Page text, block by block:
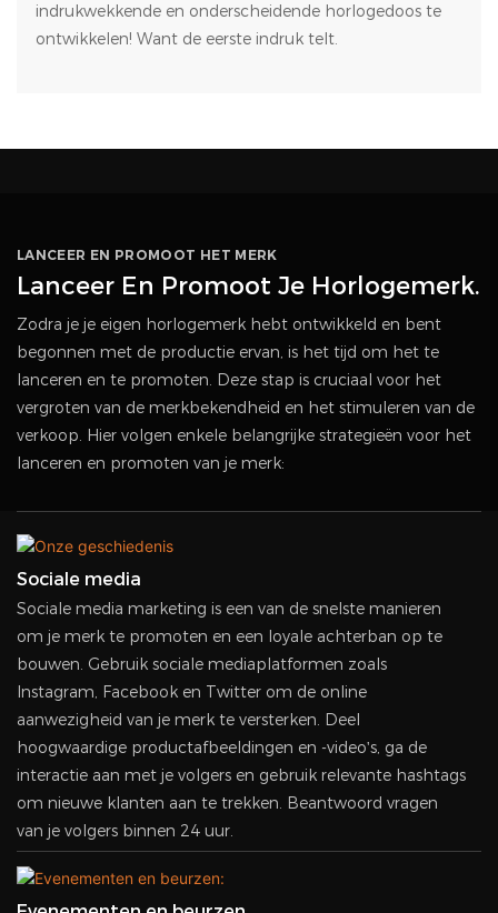
indrukwekkende en onderscheidende horlogedoos te
ontwikkelen! Want de eerste indruk telt.
LANCEER EN PROMOOT HET MERK
Lanceer En Promoot Je Horlogemerk.
Zodra je je eigen horlogemerk hebt ontwikkeld en bent
begonnen met de productie ervan, is het tijd om het te
lanceren en te promoten. Deze stap is cruciaal voor het
vergroten van de merkbekendheid en het stimuleren van de
verkoop. Hier volgen enkele belangrijke strategieën voor het
lanceren en promoten van je merk:
Sociale media
Sociale media marketing is een van de snelste manieren
om je merk te promoten en een loyale achterban op te
bouwen. Gebruik sociale mediaplatformen zoals
Instagram, Facebook en Twitter om de online
aanwezigheid van je merk te versterken. Deel
hoogwaardige productafbeeldingen en -video's, ga de
interactie aan met je volgers en gebruik relevante hashtags
om nieuwe klanten aan te trekken. Beantwoord vragen
van je volgers binnen 24 uur.